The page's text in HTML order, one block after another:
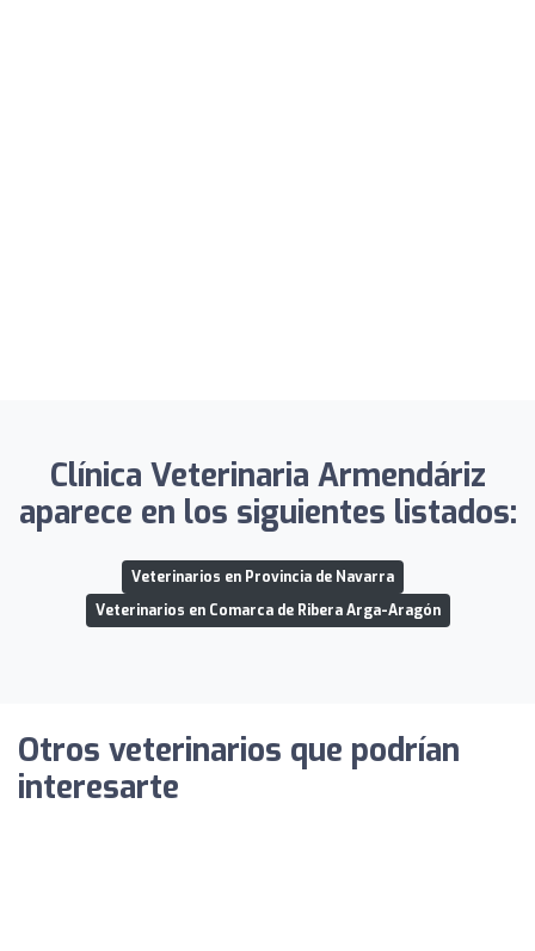
Clínica Veterinaria Armendáriz
aparece en los siguientes listados:
Veterinarios en Provincia de Navarra
Veterinarios en Comarca de Ribera Arga-Aragón
Otros veterinarios que podrían
interesarte